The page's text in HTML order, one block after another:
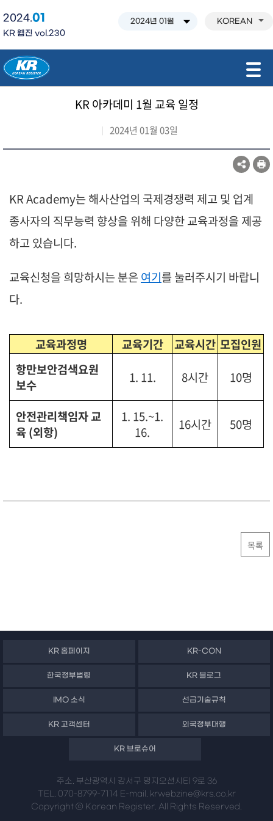
2024.01
KR 웹진 vol.230
KOREAN
KR 아카데미 1월 교육 일정
2024년 01월 03일
KR Academy는 해사산업의 국제경쟁력 제고 및 업계
종사자의 직무능력 향상을 위해 다양한 교육과정을 제공
하고 있습니다.
교육신청을 희망하시는 분은 여기를 눌러주시기 바랍니
다.
교육과정명 교육기간 교육시간 모집인원
항만보안검색요원
보수
1. 11. 8시간 10명
안전관리책임자 교
육 (외항)
1. 15.~1.
16.
16시간 50명
목록
KR 홈페이지 KR-CON
한국정부법령 KR 블로그
IMO 소식 선급기술규칙
KR 고객센터 외국정부대행
KR 브로슈어
주소. 부산광역시 강서구 명지오션시티 9로 36
TEL. 070-8799-7114 E-mail. krwebzine@krs.co.kr
Copyright ⓒ Korean Register. All Rights Reserved.